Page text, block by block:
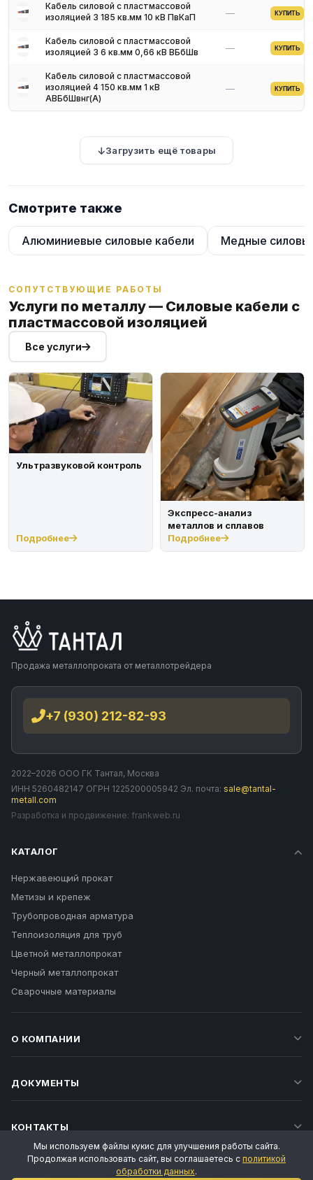
Кабель силовой с пластмассовой
изоляцией 3 185 кв.мм 10 кВ ПвКаП
— КУПИТЬ
Кабель силовой с пластмассовой
изоляцией 3 6 кв.мм 0,66 кВ ВБбШв
— КУПИТЬ
Кабель силовой с пластмассовой
изоляцией 4 150 кв.мм 1 кВ
АВБбШвнг(A)
— КУПИТЬ
Загрузить ещё товары
Смотрите также
Алюминиевые силовые кабели Медные
СОПУТСТВУЮЩИЕ РАБОТЫ
Услуги по металлу — Силовые кабели с
пластмассовой изоляцией
Все услуги
Ультразвуковой контроль
Подробнее
Экспресс-анализ
металлов и сплавов
Подробнее
Продажа металлопроката от металлотрейдера
+7 (930) 212-82-93
2022–2026 ООО ГК Тантал, Москва
ИНН 5260482147 ОГРН 1225200005942 Эл. почта: sale@tantal-
metall.com
Разработка и продвижение: frankweb.ru
КАТАЛОГ
Нержавеющий прокат
Метизы и крепеж
Трубопроводная арматура
Теплоизоляция для труб
Цветной металлопрокат
Черный металлопрокат
Сварочные материалы
О КОМПАНИИ
ДОКУМЕНТЫ
КОНТАКТЫ
Мы используем файлы кукис для улучшения работы сайта.
Продолжая использовать сайт, вы соглашаетесь с политикой
обработки данных.